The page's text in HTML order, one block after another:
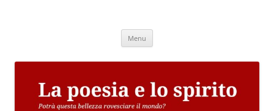
Menu